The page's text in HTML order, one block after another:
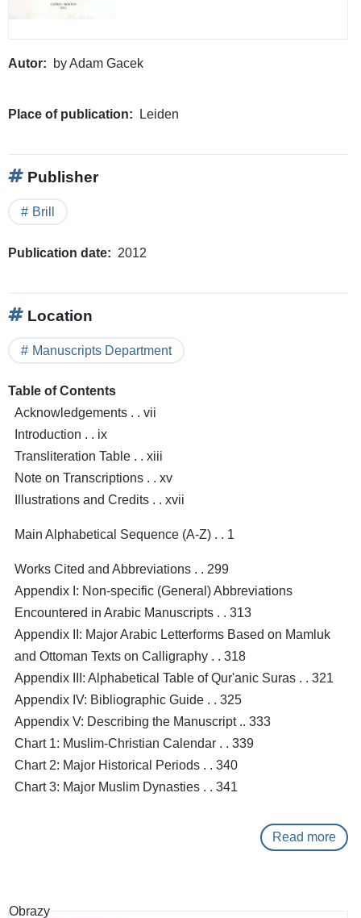
Autor by Adam Gacek
Place of publication Leiden
Publisher
Brill
Publication date 2012
Location
Manuscripts Department
Table of Contents
Acknowledgements . . vii
Introduction . . ix
Transliteration Table . . xiii
Note on Transcriptions . . xv
Illustrations and Credits . . xvii
Main Alphabetical Sequence (A-Z) . . 1
Works Cited and Abbreviations . . 299
Appendix I: Non-specific (General) Abbreviations
Encountered in Arabic Manuscripts . . 313
Appendix II: Major Arabic Letterforms Based on Mamluk
and Ottoman Texts on Calligraphy . . 318
Appendix III: Alphabetical Table of Qur'anic Suras . . 321
Appendix IV: Bibliographic Guide . . 325
Appendix V: Describing the Manuscript .. 333
Chart 1: Muslim-Christian Calendar . . 339
Chart 2: Major Historical Periods . . 340
Chart 3: Major Muslim Dynasties . . 341
Read more
Obrazy